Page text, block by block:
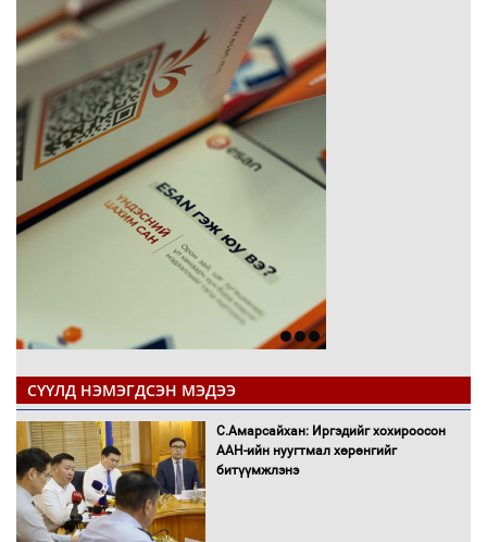
СҮҮЛД НЭМЭГДСЭН МЭДЭЭ
С.Амарсайхан: Иргэдийг хохироосон
ААН-ийн нуугтмал хөрөнгийг
битүүмжлэнэ